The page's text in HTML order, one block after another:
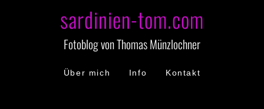
sardinien-tom.com
Fotoblog von Thomas Münzlochner
Über mich Info Kontakt